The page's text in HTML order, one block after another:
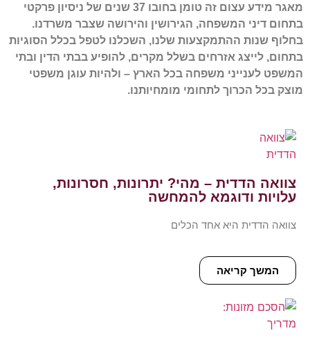
מאגר מידע עצום זה טומן בחובו 37 שנים של ניסיון פרקטי
בתחום דיני המשפחה, הגירושין והירושה שצבר משרדנו.
בחלוף שנות ההתמקצעות שלנו, השכלנו לטפל בכלל הסוגיות
בתחום, לייצג אזרחים בשלל מקרים, להופיע בבתי הדין ובתי
המשפט לענייני משפחה בכל הארץ – ולהיות עוגן משפטי
מוצק בכל הכרוך לתחומי מומחיותנו.
צוואה הדדית – מהי? יתרונות, חסרונות,
עלויות ודוגמא להמחשה
צוואה הדדית היא אחד הכלים
המשך קריאה